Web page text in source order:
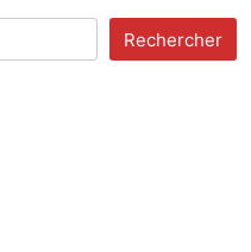
Rechercher